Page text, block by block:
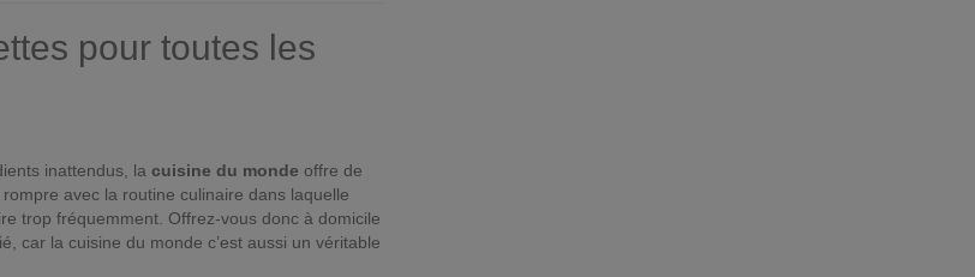
pour toutes les
inattendus, la cuisine du monde offre de
avec la routine culinaire dans laquelle
trop fréquemment. Offrez-vous donc à domicile
car la cuisine du monde c’est aussi un véritable